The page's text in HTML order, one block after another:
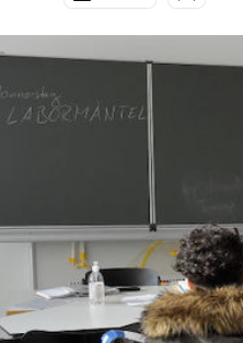
Altrecose
Mondiali calcio 2026